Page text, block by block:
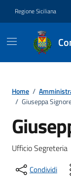
Regione Siciliana
Home /
/ Giuseppa
Ufficio Segreteria
Condividi